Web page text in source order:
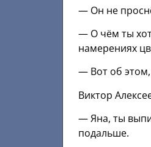
— Он не
— О чём ты
намерениях
— Вот об
Виктор
— Яна, ты
подальше.